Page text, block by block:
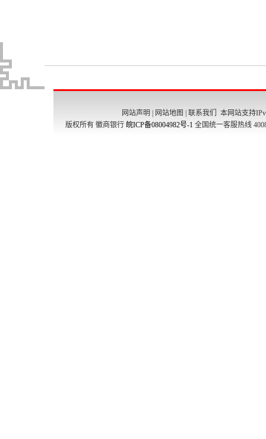
网站声明 网站地图 |联系我们
本网站支持
版权所有 徽商银行 皖ICP备08004982号-1 全国统一客服热线